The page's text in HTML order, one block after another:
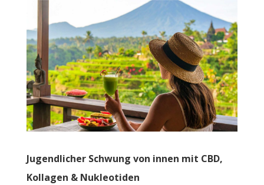
Jugendlicher Schwung von innen mit CBD,
Kollagen & Nukleotiden